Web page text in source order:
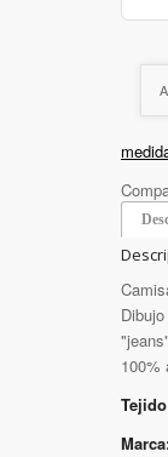
100%